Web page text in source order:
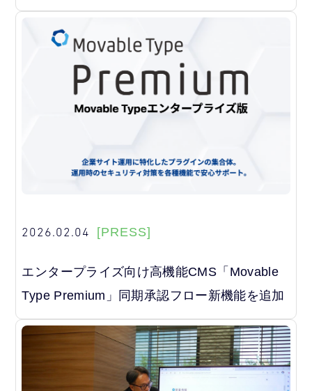
2026.02.04 [PRESS]
エンタープライズ向け高機能CMS「Movable
Type Premium」同期承認フロー新機能を追加